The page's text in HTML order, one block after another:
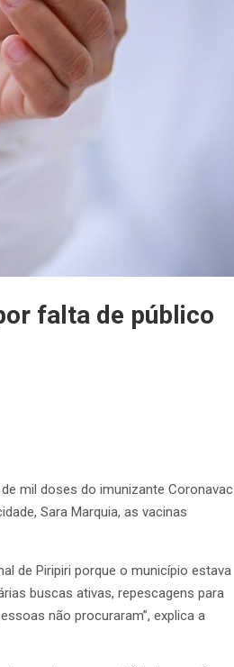
falta de público
mil doses do imunizante Coronavac
Sara Marquia, as vacinas
de Piripiri porque o município estava
buscas ativas, repescagens para
não procuraram”, explica a